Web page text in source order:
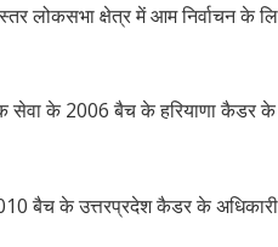
बस्तर लोकसभा क्षेत्र में आम निर्वाचन
सेवा के 2006 बैच के हरियाणा कैडर के
बैच के उत्तरप्रदेश कैडर के